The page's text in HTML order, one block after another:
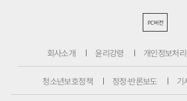
PC버전
회사소개 윤리강령 개인정보처
청소년보호정책 정정·반론보도 기